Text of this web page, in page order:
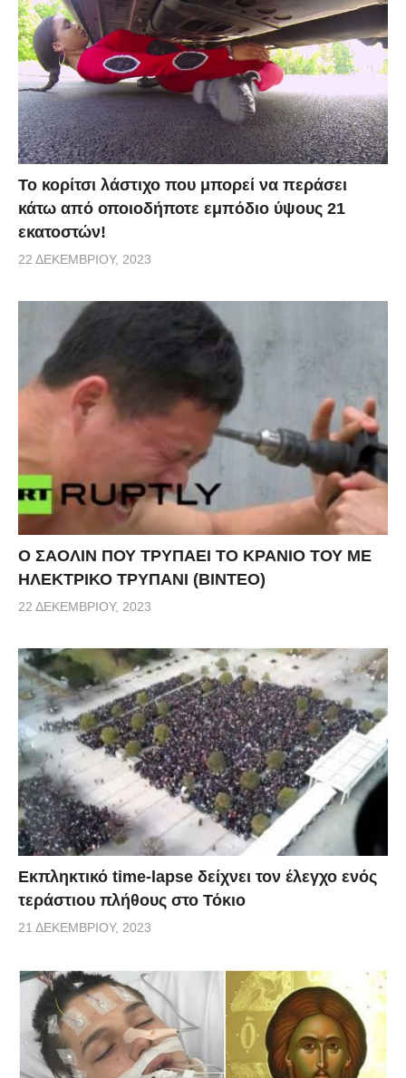
Το κορίτσι λάστιχο που μπορεί να περάσει
κάτω από οποιοδήποτε εμπόδιο ύψους 21
εκατοστών!
22 ΔΕΚΕΜΒΡΊΟΥ, 2023
Ο ΣΑΟΛΙΝ ΠΟΥ ΤΡΥΠΑΕΙ ΤΟ ΚΡΑΝΙΟ ΤΟΥ ΜΕ
ΗΛΕΚΤΡΙΚΟ ΤΡΥΠΑΝΙ (ΒΙΝΤΕΟ)
22 ΔΕΚΕΜΒΡΊΟΥ, 2023
Εκπληκτικό time-lapse δείχνει τον έλεγχο ενός
τεράστιου πλήθους στο Τόκιο
21 ΔΕΚΕΜΒΡΊΟΥ, 2023